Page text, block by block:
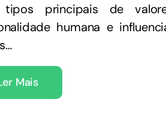
tipos principais de
humana e
Mais